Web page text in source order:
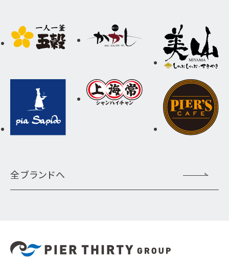
全ブランドへ